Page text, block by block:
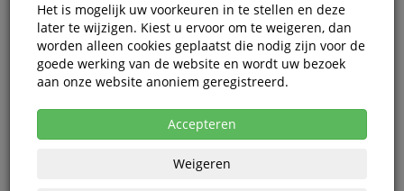
Toiletpapier Tork T4 110767 2-
Laags 250 Vel Advanced Xl 64
Rollen
Korting vanaf aankoop 2 eenheden, zieprijsoverzicht
Vanaf € 39,79 excl. BTW bij aankoop van minimaal 3
eenheden
Het is mogelijk uw voorkeuren in te stellen en deze
later te wijzigen. Kiest u ervoor om te weigeren, dan
worden alleen cookies geplaatst die nodig zijn voor de
goede werking van de website en wordt uw bezoek
aan onze website anoniem geregistreerd.
Accepteren
Weigeren